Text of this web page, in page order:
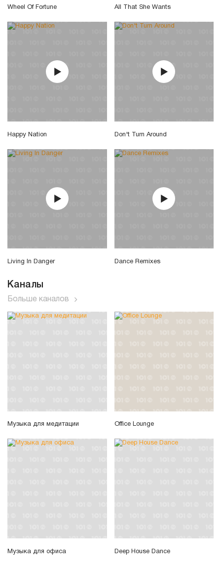
Wheel Of Fortune All That She Wants
Happy Nation Don't Turn Around
Living In Danger Dance Remixes
Каналы
Больше каналов
Музыка для медитации Office Lounge
Музыка для офиса Deep House Dance